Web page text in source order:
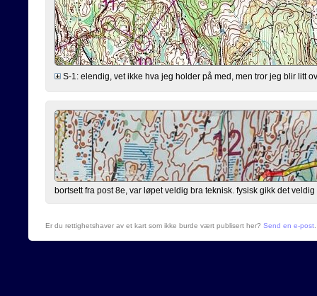
S-1: elendig, vet ikke hva jeg holder på med, men tror jeg blir litt
bortsett fra post 8e, var løpet veldig bra teknisk. fysisk gikk det veldig
Er du rettighetshaver av et kart som ikke burde vært publisert her? Send en e-post